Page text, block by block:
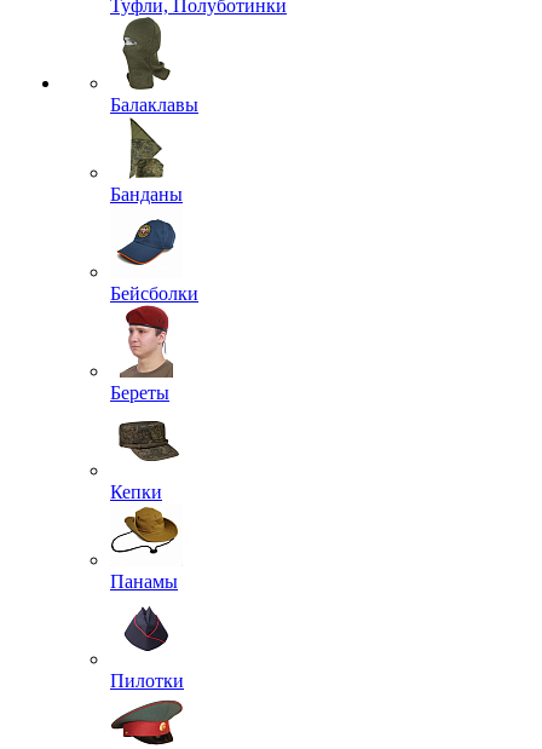
Туфли, Полуботинки
Балаклавы
Банданы
Бейсболки
Береты
Кепки
Панамы
Пилотки